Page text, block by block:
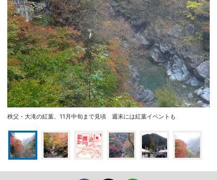
秩父・大滝の紅葉、11月中旬まで見頃 週末には紅葉イベントも